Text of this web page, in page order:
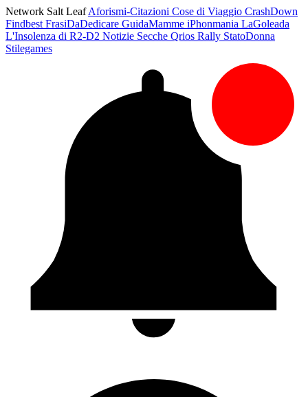
Network Salt LeafAforismi-Citazioni Cose di Viaggio CrashDown
Findbest FrasiDaDedicare GuidaMamme iPhonmania LaGoleada
L'Insolenza di R2-D2 Notizie Secche Qrios Rally StatoDonna
Stilegames